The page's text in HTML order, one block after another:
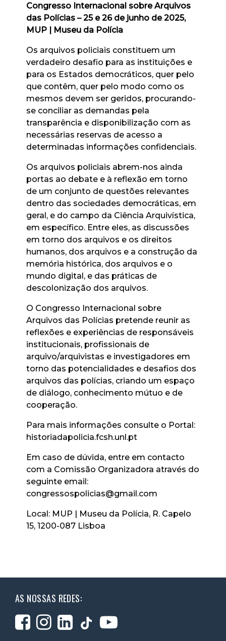
Congresso Internacional sobre Arquivos
das Polícias – 25 e 26 de junho de 2025,
MUP | Museu da Polícia
Os arquivos policiais constituem um
verdadeiro desafio para as instituições e
para os Estados democráticos, quer pelo
que contêm, quer pelo modo como os
mesmos devem ser geridos, procurando-
se conciliar as demandas pela
transparência e disponibilização com as
necessárias reservas de acesso a
determinadas informações confidenciais.
Os arquivos policiais abrem-nos ainda
portas ao debate e à reflexão em torno
de um conjunto de questões relevantes
dentro das sociedades democráticas, em
geral, e do campo da Ciência Arquivística,
em específico. Entre eles, as discussões
em torno dos arquivos e os direitos
humanos, dos arquivos e a construção da
memória histórica, dos arquivos e o
mundo digital, e das práticas de
descolonização dos arquivos.
O Congresso Internacional sobre
Arquivos das Polícias pretende reunir as
reflexões e experiências de responsáveis
institucionais, profissionais de
arquivo/arquivistas e investigadores em
torno das potencialidades e desafios dos
arquivos das polícias, criando um espaço
de diálogo, conhecimento mútuo e de
cooperação.
Para mais informações consulte o Portal:
historiadapolicia.fcsh.unl.pt
Em caso de dúvida, entre em contacto
com a Comissão Organizadora através do
seguinte email:
congressospolicias@gmail.com
Local: MUP | Museu da Polícia, R. Capelo
15, 1200-087 Lisboa
AS NOSSAS REDES: